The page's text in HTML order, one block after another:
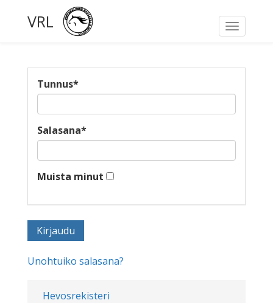
Toggle
VRL
Hevosrekisteri
Tunnus*
Salasana*
Muista minut
Unohtuiko salasana?